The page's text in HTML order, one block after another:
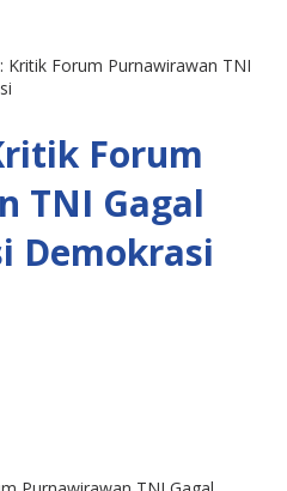
Kritik Forum Purnawirawan TNI
Forum
TNI Gagal
Demokrasi